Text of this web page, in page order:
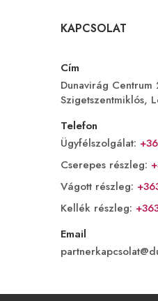
KAPCSOLAT
Cím
Dunavirág Centrum
Szigetszentmiklós,
Telefon
Ügyfélszolgálat:
Cserepes részleg:
Vágott részleg:
Kellék részleg:
Email